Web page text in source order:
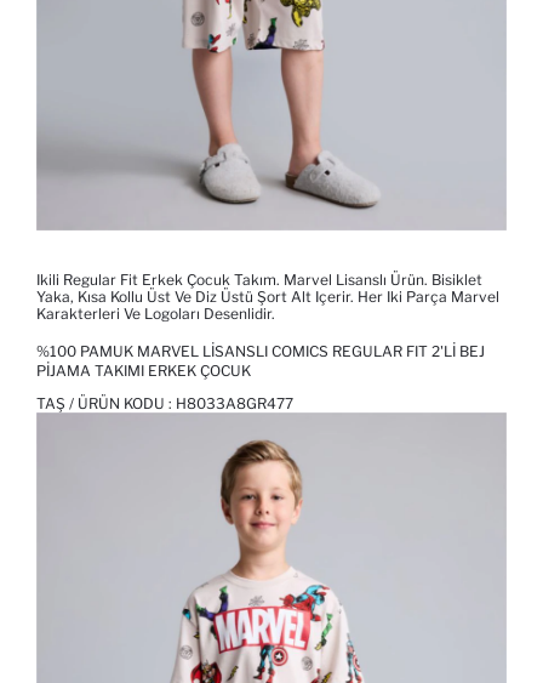
Ikili Regular Fit Erkek Çocuk Takım. Marvel Lisanslı Ürün. Bisiklet
Yaka, Kısa Kollu Üst Ve Diz Üstü Şort Alt Içerir. Her Iki Parça Marvel
Karakterleri Ve Logoları Desenlidir.
%100 PAMUK MARVEL LISANSLI COMICS REGULAR FIT 2'LI BEJ
PIJAMA TAKIMI ERKEK ÇOCUK
TAŞ / ÜRÜN KODU : H8033A8GR477